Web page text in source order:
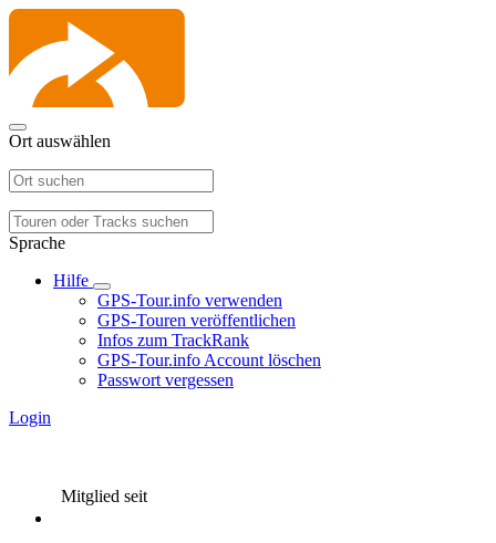
Ort auswählen
Sprache
Hilfe
GPS-Tour.info verwenden
GPS-Touren veröffentlichen
Infos zum TrackRank
GPS-Tour.info Account löschen
Passwort vergessen
Login
Mitglied seit